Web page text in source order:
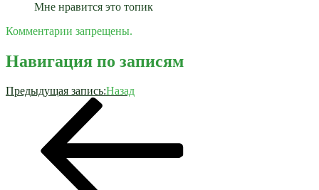
Мне нравится это топик
Комментарии запрещены.
Навигация по записям
Предыдущая запись:Назад